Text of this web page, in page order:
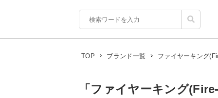
TOP ブランド一覧 ファイヤーキング
「ファイヤーキング